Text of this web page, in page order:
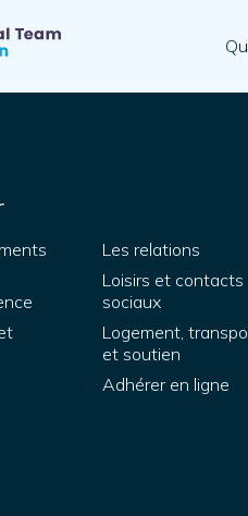
Les relations
Loisirs et contacts
sociaux
Logement,
et soutien
Adhérer en ligne